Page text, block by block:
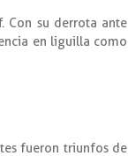
Con su derrota ante
en liguilla como
fueron triunfos de